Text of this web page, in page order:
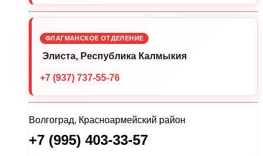
ФЛАГМАНСКОЕ ОТДЕЛЕНИЕ
Элиста, Республика Калмыкия
+7 (937) 737-55-76
Волгоград, Красноармейский район
+7 (995) 403-33-57